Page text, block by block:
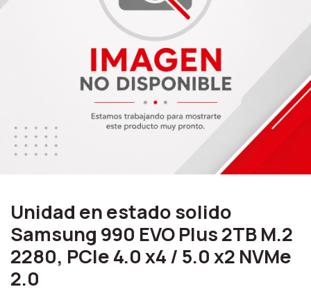
Unidad en estado solido
Samsung 990 EVO Plus 2TB M.2
2280, PCIe 4.0 x4 / 5.0 x2 NVMe
2.0